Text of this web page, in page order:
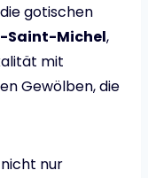
gotischen
Saint-Michel,
mit
Gewölben, die
nur